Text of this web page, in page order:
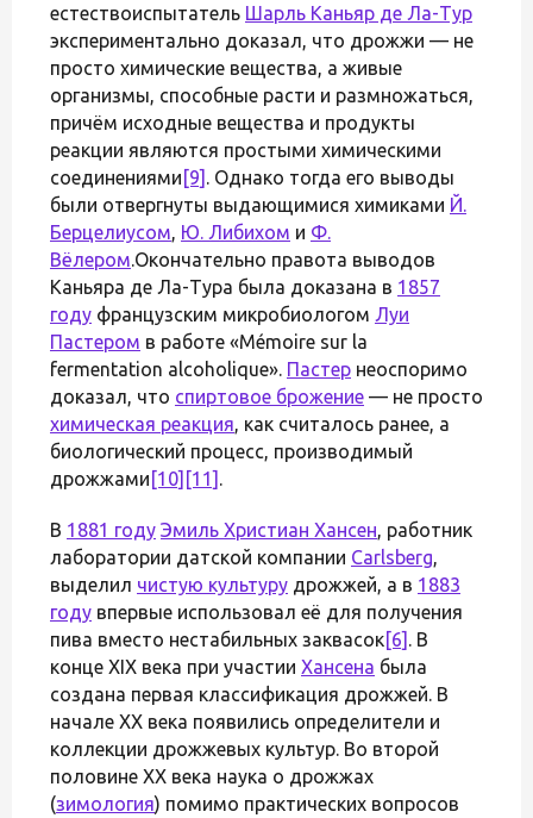
естествоиспытатель Шарль Каньяр де Ла-Тур
экспериментально доказал, что дрожжи — не
просто химические вещества, а живые
организмы, способные расти и размножаться,
причём исходные вещества и продукты
реакции являются простыми химическими
соединениями [9] . Однако тогда его выводы
были отвергнуты выдающимися химиками Й.
Берцелиусом, Ю. Либихом и Ф.
Вёлером.Окончательно правота выводов
Каньяра де Ла-Тура была доказана в 1857
году французским микробиологом Луи
Пастером в работе «Mémoire sur la
fermentation alcoholique». Пастер неоспоримо
доказал, что спиртовое брожение — не просто
химическая реакция, как считалось ранее, а
биологический процесс, производимый
дрожжами [10] [11] .
В 1881 году Эмиль Христиан Хансен, работник
лаборатории датской компании Carlsberg,
выделил чистую культуру дрожжей, а в 1883
году впервые использовал её для получения
пива вместо нестабильных заквасок[6] . В
конце XIX века при участии Хансена была
создана первая классификация дрожжей. В
начале XX века появились определители и
коллекции дрожжевых культур. Во второй
половине XX века наука о дрожжах
(зимология) помимо практических вопросов